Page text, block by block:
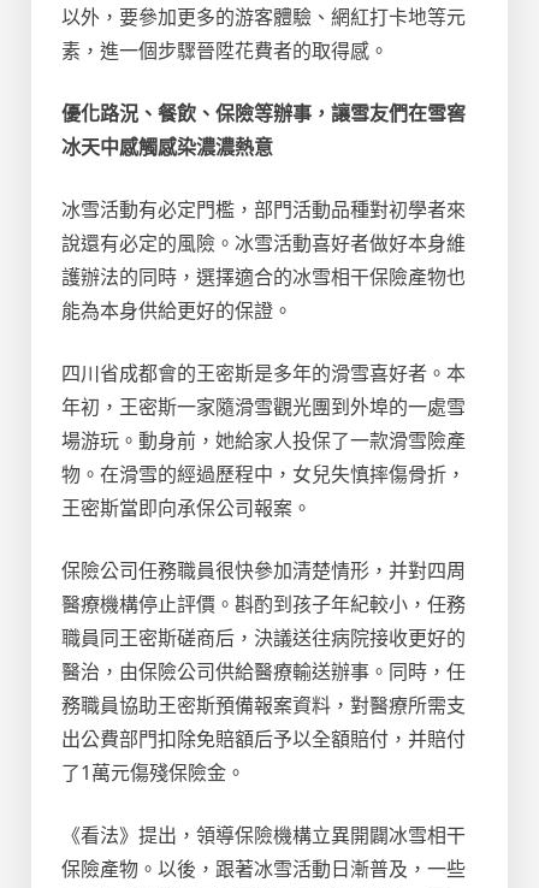
以外，要參加更多的游客體驗、網紅打卡地等元
素，進一個步驟晉陞花費者的取得感。
優化路況、餐飲、保險等辦事，讓雪友們在雪窖
冰天中感觸感染濃濃熱意
冰雪活動有必定門檻，部門活動品種對初學者來
說還有必定的風險。冰雪活動喜好者做好本身維
護辦法的同時，選擇適合的冰雪相干保險產物也
能為本身供給更好的保證。
四川省成都會的王密斯是多年的滑雪喜好者。本
年初，王密斯一家隨滑雪觀光團到外埠的一處雪
場游玩。動身前，她給家人投保了一款滑雪險產
物。在滑雪的經過歷程中，女兒失慎摔傷骨折，
王密斯當即向承保公司報案。
保險公司任務職員很快參加清楚情形，并對四周
醫療機構停止評價。斟酌到孩子年紀較小，任務
職員同王密斯磋商后，決議送往病院接收更好的
醫治，由保險公司供給醫療輸送辦事。同時，任
務職員協助王密斯預備報案資料，對醫療所需支
出公費部門扣除免賠額后予以全額賠付，并賠付
了1萬元傷殘保險金。
《看法》提出，領導保險機構立異開闢冰雪相干
保險產物。以後，跟著冰雪活動日漸普及，一些